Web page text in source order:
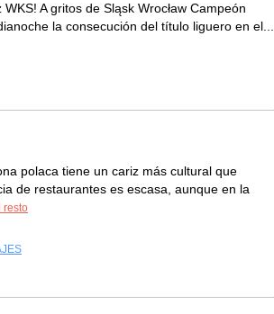
A gritos de Sląsk Wrocław Campeón
la consecución del título liguero en el...
polaca tiene un cariz más cultural que
de restaurantes es escasa, aunque en la
resto